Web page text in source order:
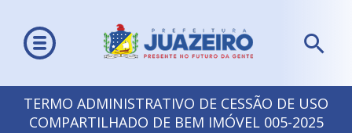
TERMO ADMINISTRATIVO DE CESSÃO DE USO
COMPARTILHADO DE BEM IMÓVEL 005-2025